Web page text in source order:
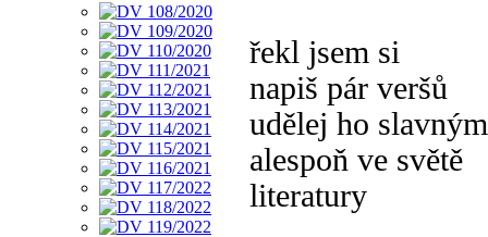
řekl jsem si
napiš pár veršů
udělej ho slavným
alespoň ve světě
literatury